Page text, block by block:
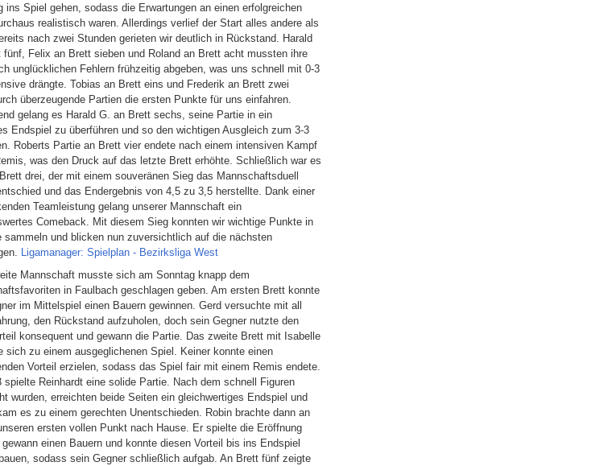
ins Spiel gehen, sodass die Erwartungen an einen erfolgreichen
realistisch waren. Allerdings verlief der Start alles andere als
nach zwei Stunden gerieten wir deutlich in Rückstand. Harald
fünf, Felix an Brett sieben und Roland an Brett acht mussten ihre
unglücklichen Fehlern frühzeitig abgeben, was uns schnell mit 0-3
drängte. Tobias an Brett eins und Frederik an Brett zwei
überzeugende Partien die ersten Punkte für uns einfahren.
gelang es Harald G. an Brett sechs, seine Partie in ein
Endspiel zu überführen und so den wichtigen Ausgleich zum 3-3
Roberts Partie an Brett vier endete nach einem intensiven Kampf
was den Druck auf das letzte Brett erhöhte. Schließlich war es
drei, der mit einem souveränen Sieg das Mannschaftsduell
und das Endergebnis von 4,5 zu 3,5 herstellte. Dank einer
Teamleistung gelang unserer Mannschaft ein
Comeback. Mit diesem Sieg konnten wir wichtige Punkte in
sammeln und blicken nun zuversichtlich auf die nächsten
Ligamanager: Spielplan - Bezirksliga West
Mannschaft musste sich am Sonntag knapp dem
in Faulbach geschlagen geben. Am ersten Brett konnte
im Mittelspiel einen Bauern gewinnen. Gerd versuchte mit all
den Rückstand aufzuholen, doch sein Gegner nutzte den
konsequent und gewann die Partie. Das zweite Brett mit Isabelle
sich zu einem ausgeglichenen Spiel. Keiner konnte einen
Vorteil erzielen, sodass das Spiel fair mit einem Remis endete.
spielte Reinhardt eine solide Partie. Nach dem schnell Figuren
wurden, erreichten beide Seiten ein gleichwertiges Endspiel und
es zu einem gerechten Unentschieden. Robin brachte dann an
ersten vollen Punkt nach Hause. Er spielte die Eröffnung
einen Bauern und konnte diesen Vorteil bis ins Endspiel
sodass sein Gegner schließlich aufgab. An Brett fünf zeigte